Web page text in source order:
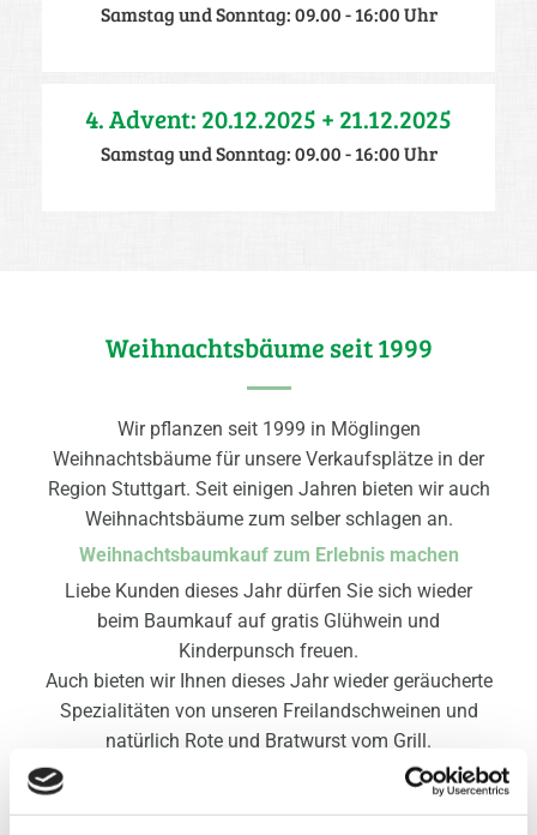
Samstag und Sonntag: 09.00 - 16:00 Uhr
4. Advent: 20.12.2025 + 21.12.2025
Samstag und Sonntag: 09.00 - 16:00 Uhr
Weihnachtsbäume seit 1999
Wir pflanzen seit 1999 in Möglingen
Weihnachtsbäume für unsere Verkaufsplätze in der
Region Stuttgart. Seit einigen Jahren bieten wir auch
Weihnachtsbäume zum selber schlagen an.
Weihnachtsbaumkauf zum Erlebnis machen
Liebe Kunden dieses Jahr dürfen Sie sich wieder
beim Baumkauf auf gratis Glühwein und
Kinderpunsch freuen.
Auch bieten wir Ihnen dieses Jahr wieder geräucherte
Spezialitäten von unseren Freilandschweinen und
natürlich Rote und Bratwurst vom Grill.
Denken Sie bitte an festes Schuhwerk oder